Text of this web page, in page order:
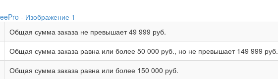
Общая сумма заказа не превышает49 999 руб.
Общая сумма заказа равна или более 50 000 руб., но не превышает 149 999 руб.
Общая сумма заказа равна или более 150 000 руб.